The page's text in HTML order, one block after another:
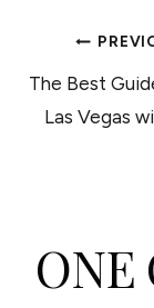
POST
The Best
Las Vegas